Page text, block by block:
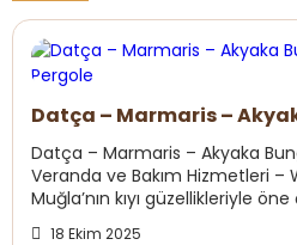
Datça – Marmaris –
Ev, Pergole
Datça – Marmaris – Akyaka
Veranda ve Bakım Hizmetleri
Muğla’nın kıyı güzellikleriyle
ve Akyaka
18 Ekim 2025